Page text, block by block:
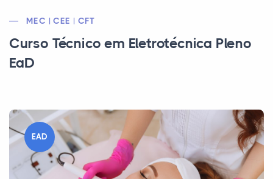
MEC | CEE | CFT
Curso Técnico em Eletrotécnica Pleno
EaD
EAD